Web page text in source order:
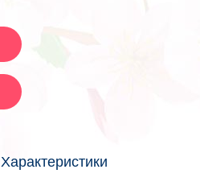
Характеристики